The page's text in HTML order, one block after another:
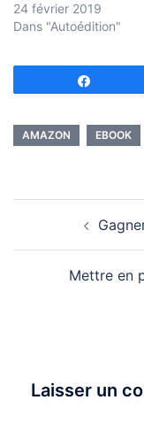
24 février 2019
Dans "Autoédition"
AMAZON EBOOK
d’article
Mettre en
Laisser un